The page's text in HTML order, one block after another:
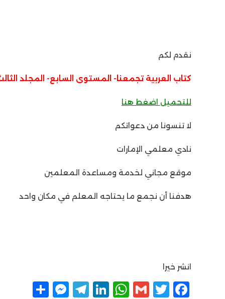
نقدم لكم
كتاب العربية تجمعنا- المستوى السابع- المجلد
للتحميل اضغط هنا
لا تنسونا من دعواتكم
نادي معلمي الإمارات
موقع مجاني لخدمة ومساعدة المعلمين
هدفنا أن نجمع ما يحتاجه المعلم في مكان واحد
انشر خيرا
F
T
G
W
Li
T
M